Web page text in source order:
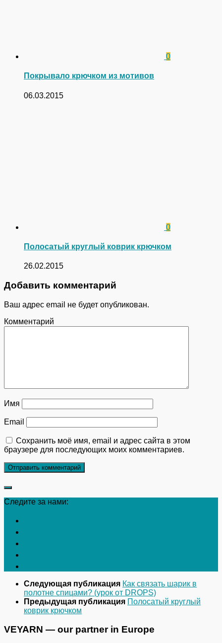
0
Покрывало крючком из мотивов
06.03.2015
0
Полосатый круглый коврик крючком
26.02.2015
Добавить комментарий
Ваш адрес email не будет опубликован.
Комментарий
Имя
Email
Сохранить моё имя, email и адрес сайта в этом
браузере для последующих моих комментариев.
Следите за нами:
Следующая публикация Как связать шарик в
полотне спицами? (урок от DROPS)
Предыдущая публикация Полосатый круглый
коврик крючком
VEYARN — our partner in Europe